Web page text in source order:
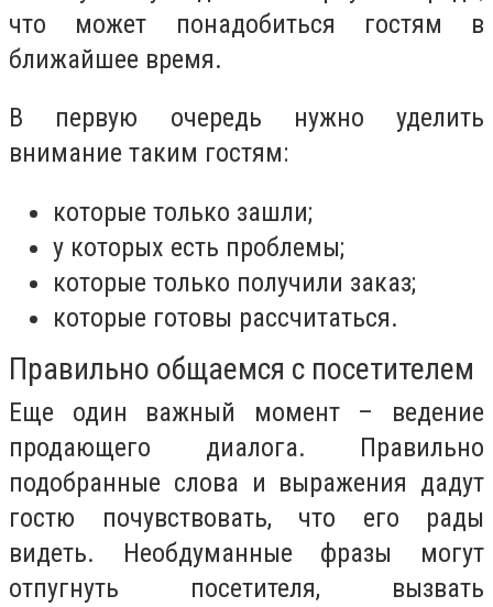
что может понадобиться гостям в
ближайшее время.
В первую очередь нужно уделить
внимание таким гостям:
которые только зашли;
у которых есть проблемы;
которые только получили заказ;
которые готовы рассчитаться.
Правильно общаемся с посетителем
Еще один важный момент – ведение
продающего диалога. Правильно
подобранные слова и выражения дадут
гостю почувствовать, что его рады
видеть. Необдуманные фразы могут
отпугнуть посетителя, вызвать